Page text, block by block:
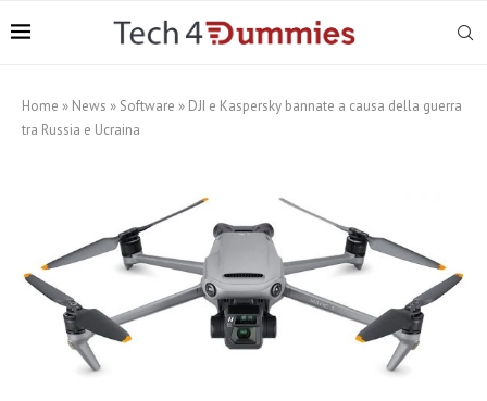
Home » News » Software » DJI e Kaspersky bannate a causa della guerra
tra Russia e Ucraina